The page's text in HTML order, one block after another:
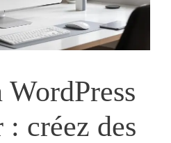
créez des